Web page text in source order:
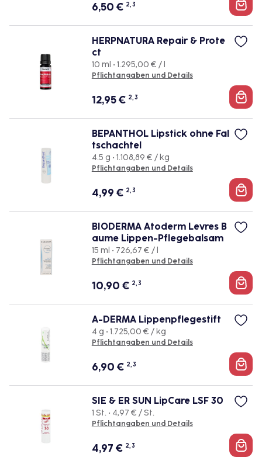
6,50 € 2, 3
HERPNATURA Repair & Prote
ct
10 ml • 1.295,00 € / l
Pflichtangaben und Details
12,95€ 2, 3
BEPANTHOL Lipstick ohne Fal
tschachtel
4.5 g • 1.108,89 € / kg
Pflichtangaben und Details
4,99 € 2, 3
BIODERMA Atoderm Levres B
aume Lippen-Pflegebalsam
15 ml • 726,67 € / l
Pflichtangaben und Details
10,90 € 2, 3
A-DERMA Lippenpflegestift
4 g • 1.725,00 € / kg
Pflichtangaben und Details
6,90 € 2, 3
SIE & ER SUN LipCare LSF 30
1 St. • 4,97 € / St.
Pflichtangaben und Details
4,97 € 2, 3